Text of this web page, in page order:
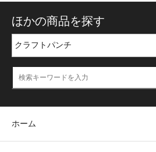
ほかの商品を探す
ホーム